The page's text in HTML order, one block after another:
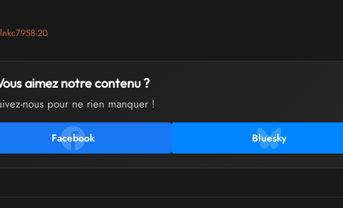
20
aimez notre contenu ?
nous pour ne rien manquer !
Facebook Bluesky